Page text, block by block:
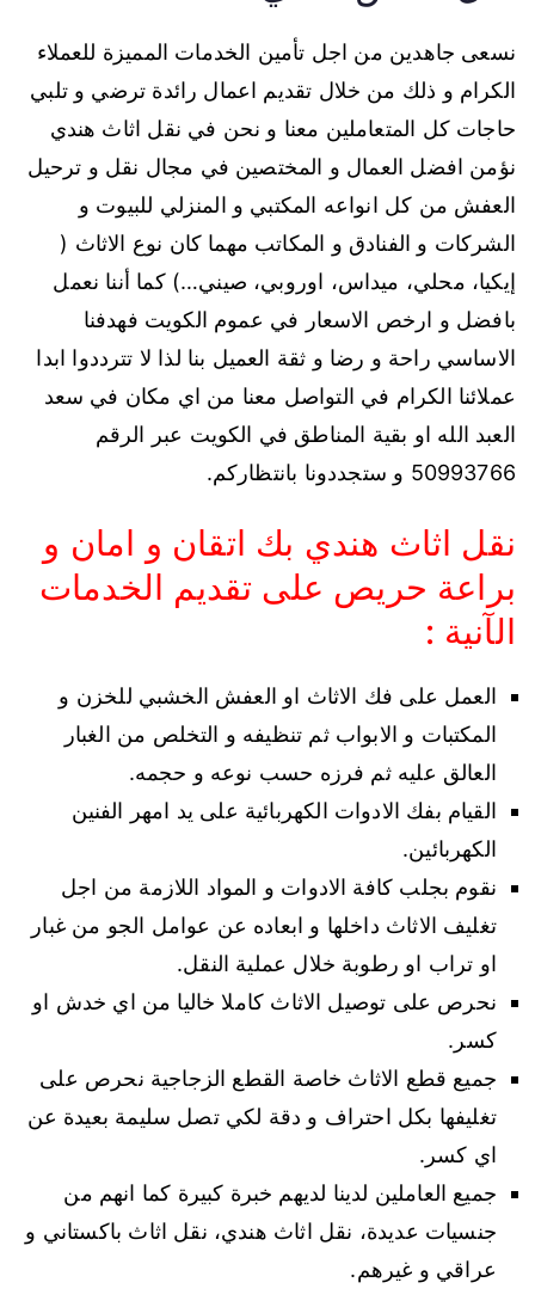
نسعى جاهدين من اجل تأمين الخدمات المميزة للعملاء
الكرام و ذلك من خلال تقديم اعمال رائدة ترضي و تلبي
حاجات كل المتعاملين معنا و نحن في نقل اثاث هندي
نؤمن افضل العمال و المختصين في مجال نقل و ترحيل
العفش من كل انواعه المكتبي و المنزلي للبيوت و
الشركات و الفنادق و المكاتب مهما كان نوع الاثاث (
إيكيا، محلي، ميداس، اوروبي، صيني…) كما أننا نعمل
بافضل و ارخص الاسعار في عموم الكويت فهدفنا
الاساسي راحة و رضا و ثقة العميل بنا لذا لا تترددوا ابدا
عملائنا الكرام في التواصل معنا من اي مكان في سعد
العبد الله او بقية المناطق في الكويت عبر الرقم
50993766 و ستجددونا بانتظاركم.
نقل اثاث هندي بك اتقان و امان و
براعة حريص على تقديم الخدمات
الآنية :
العمل على فك الاثاث او العفش الخشبي للخزن و
المكتبات و الابواب ثم تنظيفه و التخلص من الغبار
العالق عليه ثم فرزه حسب نوعه و حجمه.
القيام بفك الادوات الكهربائية على يد امهر الفنين
الكهربائين.
نقوم بجلب كافة الادوات و المواد اللازمة من اجل
تغليف الاثاث داخلها و ابعاده عن عوامل الجو من غبار
او تراب او رطوبة خلال عملية النقل.
نحرص على توصيل الاثاث كاملا خاليا من اي خدش او
كسر.
جميع قطع الاثاث خاصة القطع الزجاجية نحرص على
تغليفها بكل احتراف و دقة لكي تصل سليمة بعيدة عن
اي كسر.
جميع العاملين لدينا لديهم خبرة كبيرة كما انهم من
جنسيات عديدة، نقل اثاث هندي، نقل اثاث باكستاني و
عراقي و غيرهم.